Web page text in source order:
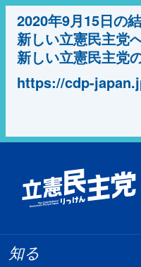
2020年9月15日の
新しい立憲民主党
新しい立憲民主党
https://cdp-
知る